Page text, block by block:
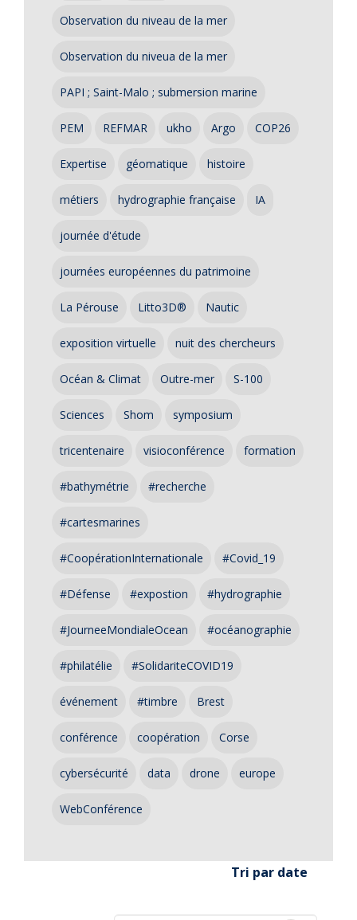
Observation du niveau de la mer
Observation du niveua de la mer
PAPI ; Saint-Malo ; submersion marine
PEM REFMAR ukho Argo COP26
Expertise géomatique histoire
métiers hydrographie française IA
journée d'étude
journées européennes du patrimoine
La Pérouse Litto3D® Nautic
exposition virtuelle nuit des chercheurs
Océan & Climat Outre-mer S-100
Sciences Shom symposium
tricentenaire visioconférence formation
#bathymétrie #recherche
#cartesmarines
#CoopérationInternationale #Covid_19
#Défense #expostion #hydrographie
#JourneeMondialeOcean #océanographie
#philatélie #SolidariteCOVID19
événement #timbre Brest
conférence coopération Corse
cybersécurité data drone europe
WebConférence
Tri par date